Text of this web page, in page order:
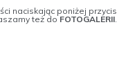
naciskając poniżej
też doFOTOGALERII.